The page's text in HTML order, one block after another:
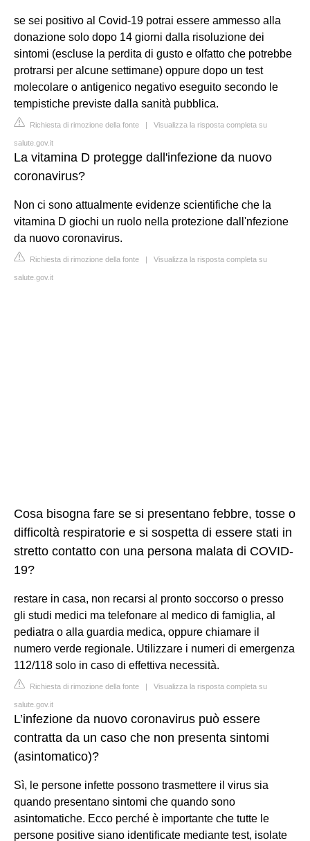
se sei positivo al Covid-19 potrai essere ammesso alla
donazione solo dopo 14 giorni dalla risoluzione dei
sintomi (escluse la perdita di gusto e olfatto che potrebbe
protrarsi per alcune settimane) oppure dopo un test
molecolare o antigenico negativo eseguito secondo le
tempistiche previste dalla sanità pubblica.
Richiesta di rimozione della fonte | Visualizza la risposta completa su
salute.gov.it
La vitamina D protegge dall'infezione da nuovo
coronavirus?
Non ci sono attualmente evidenze scientifiche che la
vitamina D giochi un ruolo nella protezione dall'nfezione
da nuovo coronavirus.
Richiesta di rimozione della fonte | Visualizza la risposta completa su
salute.gov.it
Cosa bisogna fare se si presentano febbre, tosse o
difficoltà respiratorie e si sospetta di essere stati in
stretto contatto con una persona malata di COVID-
19?
restare in casa, non recarsi al pronto soccorso o presso
gli studi medici ma telefonare al medico di famiglia, al
pediatra o alla guardia medica, oppure chiamare il
numero verde regionale. Utilizzare i numeri di emergenza
112/118 solo in caso di effettiva necessità.
Richiesta di rimozione della fonte | Visualizza la risposta completa su
salute.gov.it
L’infezione da nuovo coronavirus può essere
contratta da un caso che non presenta sintomi
(asintomatico)?
Sì, le persone infette possono trasmettere il virus sia
quando presentano sintomi che quando sono
asintomatiche. Ecco perché è importante che tutte le
persone positive siano identificate mediante test, isolate